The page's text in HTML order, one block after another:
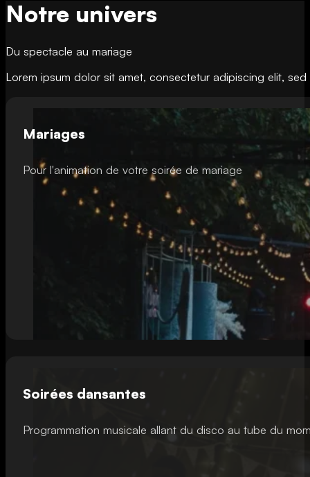
Notre univers
Du spectacle au mariage
Lorem ipsum dolor sit amet, consectetur adipiscing elit,
Mariages
Pour l'animation de votre soirée de mariage
Soirées dansantes
Programmation musicale allant du disco au tube du